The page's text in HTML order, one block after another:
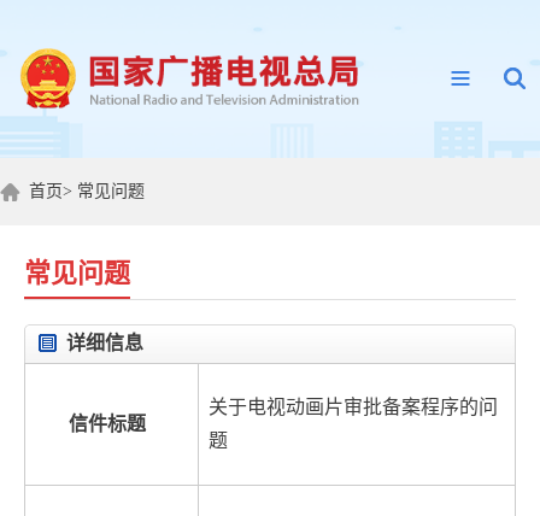
首页> 常见问题
常见问题
详细信息
信件标题
关于电视动画片审批备案程序的问
题